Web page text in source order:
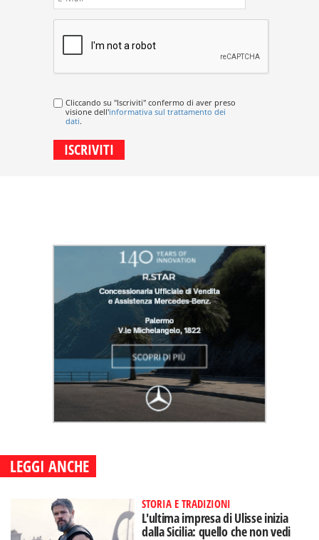
Cliccando su "Iscriviti" confermo di aver preso
visione dell'informativa sul trattamento dei
dati.
LEGGI ANCHE
STORIA E TRADIZIONI
L'ultima impresa di Ulisse inizia
dalla Sicilia: quello che non vedi